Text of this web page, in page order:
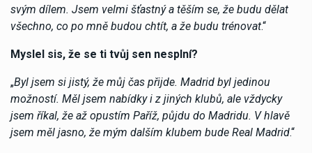
svým dílem. Jsem velmi šťastný a těším se, že budu dělat
všechno, co po mně budou chtít, a že budu trénovat.“
Myslel sis, že se ti tvůj sen nesplní?
„Byl jsem si jistý, že můj čas přijde. Madrid byl jedinou
možností. Měl jsem nabídky i z jiných klubů, ale vždycky
jsem říkal, že až opustím Paříž, půjdu do Madridu. V hlavě
jsem měl jasno, že mým dalším klubem bude Real Madrid.“